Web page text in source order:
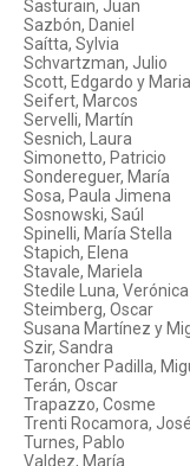
Sasturain, Juan
Sazbón, Daniel
Saítta, Sylvia
Schvartzman, Julio
Scott, Edgardo y
Seifert, Marcos
Servelli, Martín
Sesnich, Laura
Simonetto, Patricio
Sondereguer, María
Sosa, Paula Jimena
Sosnowski, Saúl
Spinelli, María Stella
Stapich, Elena
Stavale, Mariela
Stedile Luna, Verónica
Steimberg, Oscar
Susana Martínez y
Szir, Sandra
Taroncher Padilla,
Terán, Oscar
Trapazzo, Cosme
Trenti Rocamora,
Turnes, Pablo
Valdez, María